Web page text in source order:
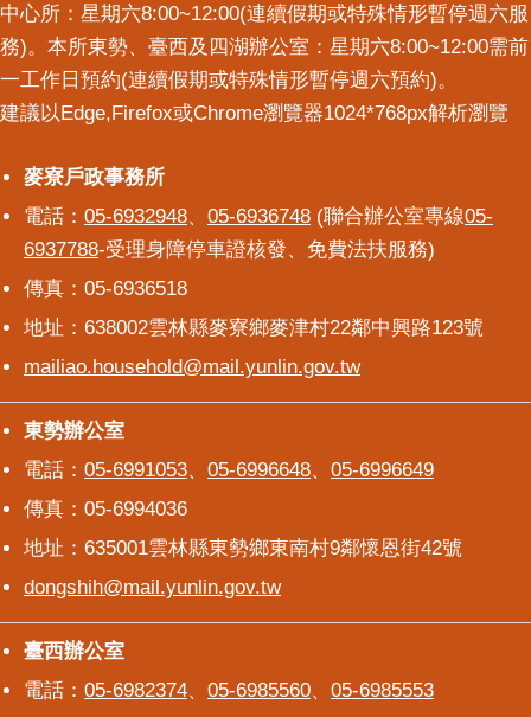
中心所：星期六8:00~12:00(連續假期或特殊情形暫停週六服
務)。本所東勢、臺西及四湖辦公室：星期六8:00~12:00需前
一工作日預約(連續假期或特殊情形暫停週六預約)。
建議以Edge,Firefox或Chrome瀏覽器1024*768px解析瀏覽
麥寮戶政事務所
麥寮戶政事務所
電話： 05-6932948、 05-6936748 (聯合辦公室專線05-
6937788-受理身障停車證核發、免費法扶服務)
傳真：05-6936518
地址：638002雲林縣麥寮鄉麥津村22鄰中興路123號
mailiao.household@mail.yunlin.gov.tw
東勢辦公室
東勢辦公室
電話： 05-6991053、 05-6996648、 05-6996649
傳真：05-6994036
地址：635001雲林縣東勢鄉東南村9鄰懷恩街42號
dongshih@mail.yunlin.gov.tw
臺西辦公室
臺西辦公室
電話： 05-6982374、 05-6985560、 05-6985553